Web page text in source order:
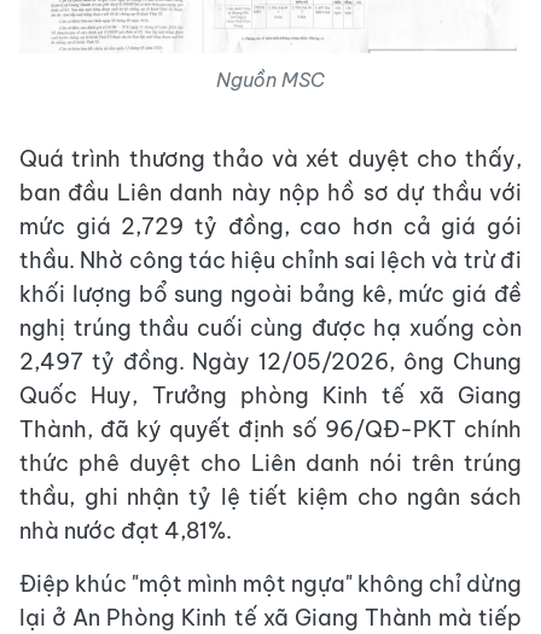
Nguồn MSC
Quá trình thương thảo và xét duyệt cho thấy,
ban đầu Liên danh này nộp hồ sơ dự thầu với
mức giá 2,729 tỷ đồng, cao hơn cả giá gói
thầu. Nhờ công tác hiệu chỉnh sai lệch và trừ đi
khối lượng bổ sung ngoài bảng kê, mức giá đề
nghị trúng thầu cuối cùng được hạ xuống còn
2,497 tỷ đồng. Ngày 12/05/2026, ông Chung
Quốc Huy, Trưởng phòng Kinh tế xã Giang
Thành, đã ký quyết định số 96/QĐ-PKT chính
thức phê duyệt cho Liên danh nói trên trúng
thầu, ghi nhận tỷ lệ tiết kiệm cho ngân sách
nhà nước đạt 4,81%.
Điệp khúc "một mình một ngựa" không chỉ dừng
lại ở An Phòng Kinh tế xã Giang Thành mà tiếp